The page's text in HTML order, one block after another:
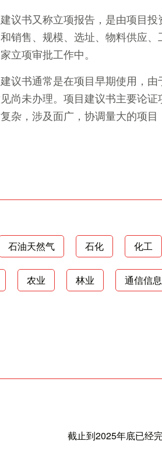
议书又称立项报告，是由项目
销售、规模、选址、物料供应
立项审批工作中。
议书通常是在项目早期使用，
尚未办理。项目建议书主要论
杂，涉及面广，协调量大的项
石油天然气 石化 化工
农业 林业 通信信息
截止到2025年底已经